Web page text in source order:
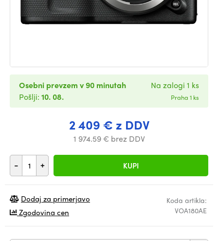
2 409 € z DDV
1 974.59 € brez DDV
- + KUPI
Osebni prevzem v 90 minutah
Pošlji: 10. 08.
Na zalogi 1 ks
Praha 1 ks
Koda artikla:
VOA180AE
Dodaj za primerjavo
Zgodovina cen